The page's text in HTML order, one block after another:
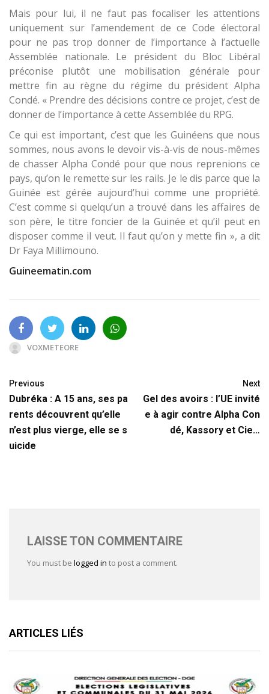
Mais pour lui, il ne faut pas focaliser les attentions
uniquement sur l’amendement de ce Code électoral
pour ne pas trop donner de l’importance à l’actuelle
Assemblée nationale. Le président du Bloc Libéral
préconise plutôt une mobilisation générale pour
mettre fin au règne du régime du président Alpha
Condé. « Prendre des décisions contre ce projet, c’est de
donner de l’importance à cette Assemblée du RPG.
Ce qui est important, c’est que les Guinéens que nous
sommes, nous avons le devoir vis-à-vis de nous-mêmes
de chasser Alpha Condé pour que nous reprenions ce
pays, qu’on le remette sur les rails. Je le dis parce que la
Guinée est gérée aujourd’hui comme une propriété.
C’est comme si quelqu’un a trouvé dans les affaires de
son père, le titre foncier de la Guinée et qu’il peut en
disposer comme il veut. Il faut qu’on y mette fin », a dit
Dr Faya Millimouno.
Guineematin.com
VOXMETEORE
Previous
Dubréka : A 15 ans, ses pa
rents découvrent qu’elle
n’est plus vierge, elle se s
uicide
Next
Gel des avoirs : l’UE invité
e à agir contre Alpha Con
dé, Kassory et Cie…
LAISSE TON COMMENTAIRE
You must be logged in to post a comment.
ARTICLES LIÉS